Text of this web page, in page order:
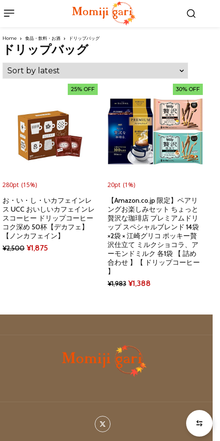
Home 食品・飲料・お酒 ドリップバッグ
ドリップバッグ
25% OFF
280pt (15%)
お・い・し・いカフェインレ
ス UCC おいしいカフェインレ
スコーヒー ドリップコーヒー
コク深め 50杯【デカフェ】
【ノンカフェイン】
¥2,500 Original
¥1,875Current
30% OFF
20pt (1%)
【Amazon.co.jp 限定】ペアリ
ングお楽しみセット ちょっと
贅沢な珈琲店 プレミアムドリ
ップ スペシャルブレンド 14袋
×2袋 × 江崎グリコ ポッキー贅
沢仕立て ミルクショコラ、ア
ーモンドミルク 各1袋 【 詰め
合わせ 】【 ドリップコーヒー
】
¥1,983 Original
¥1,388